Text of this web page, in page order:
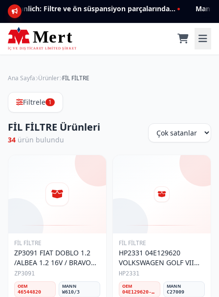
Mannlich: Filtre ve ön süspansiyon parçalarında genişleyen ürün yelpazesiyle kalite ve güven.
Ana Sayfa Ürünler FİL FİLTRE
Filtrele 1
FİL FİLTRE Ürünleri
34 ürün bulundu
FİL FİLTRE
ZP3091 FIAT DOBLO 1.2
/ALBEA 1.2 16V / BRAVO
1.2 16V YAĞ FİLTRESİ
ZP3091
OEM
46544820
MANN
W610/3
FİL FİLTRE
HP2331 04E129620
VOLKSWAGEN GOLF VII
1.2 1.4 TSİ HAVA FİLTRESİ
HP2331
OEM
04E129620-04E129611G
MANN
C27009